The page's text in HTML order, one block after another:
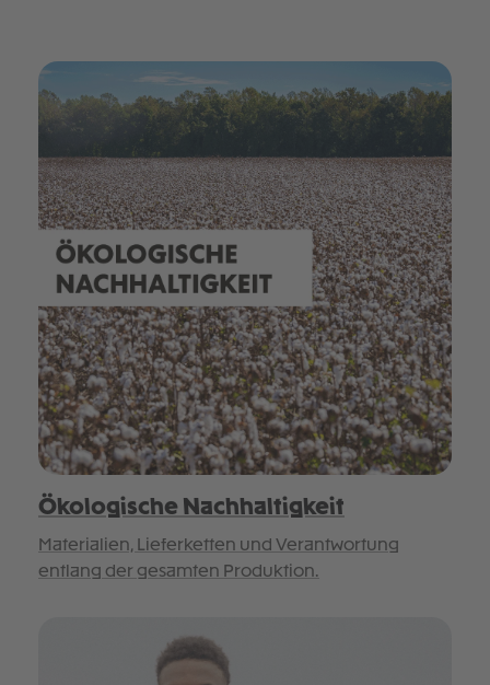
Ökologische Nachhaltigkeit
Materialien, Lieferketten und Verantwortung
entlang der gesamten Produktion.